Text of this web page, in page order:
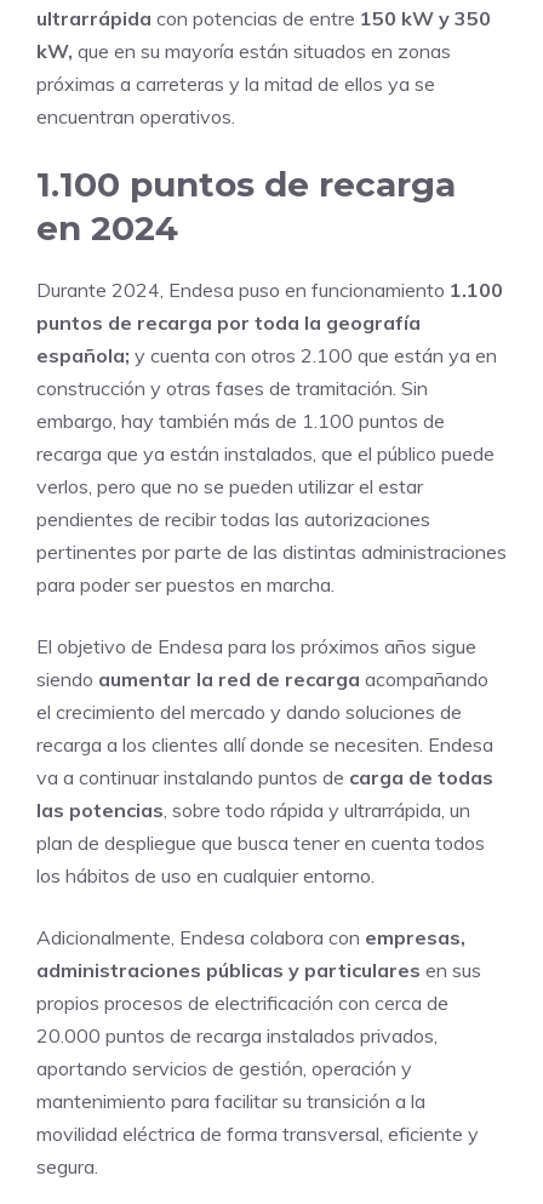
ultrarrápida con potencias de entre 150 kW y 350
kW, que en su mayoría están situados en zonas
próximas a carreteras y la mitad de ellos ya se
encuentran operativos.
1.100 puntos de recarga
en 2024
Durante 2024, Endesa puso en funcionamiento 1.100
puntos de recarga por toda la geografía
española; y cuenta con otros 2.100 que están ya en
construcción y otras fases de tramitación. Sin
embargo, hay también más de 1.100 puntos de
recarga que ya están instalados, que el público puede
verlos, pero que no se pueden utilizar el estar
pendientes de recibir todas las autorizaciones
pertinentes por parte de las distintas administraciones
para poder ser puestos en marcha.
El objetivo de Endesa para los próximos años sigue
siendo aumentar la red de recarga acompañando
el crecimiento del mercado y dando soluciones de
recarga a los clientes allí donde se necesiten. Endesa
va a continuar instalando puntos de carga de todas
las potencias, sobre todo rápida y ultrarrápida, un
plan de despliegue que busca tener en cuenta todos
los hábitos de uso en cualquier entorno.
Adicionalmente, Endesa colabora con empresas,
administraciones públicas y particulares en sus
propios procesos de electrificación con cerca de
20.000 puntos de recarga instalados privados,
aportando servicios de gestión, operación y
mantenimiento para facilitar su transición a la
movilidad eléctrica de forma transversal, eficiente y
segura.